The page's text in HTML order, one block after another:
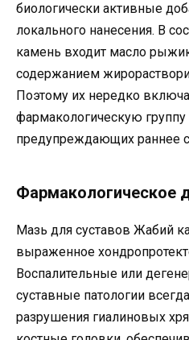
биологически активные
локального нанесения. В
камень входит масло
содержанием
Поэтому их нередко
фармакологическую группу
предупреждающих раннее
Фармакологическое
Мазь для суставов Жабий
выраженное
Воспалительные или
суставные патологии
разрушения гиалиновых